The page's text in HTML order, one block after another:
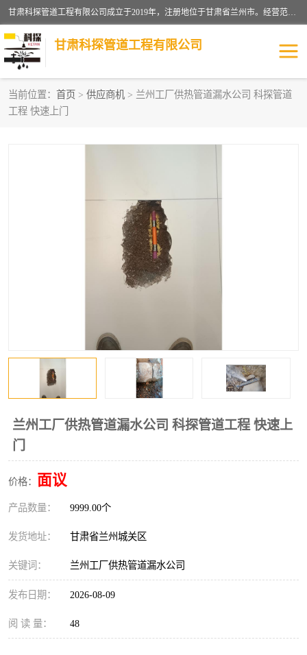
甘肃科探管道工程有限公司成立于2019年，注册地位于甘肃省兰州市。经营范围包括管道安装、清洗、疏通、维修、检测，防水工程，工程钻孔，化粪池清理，暖气安装，给排水管道安装维修，室内外管道如消防、供水、供热管道漏水检测定位，室内外防水堵漏等。
甘肃科探管道工程有限公司
当前位置： 首页 > 供应商机 > 兰州工厂供热管道漏水公司 科探管道
工程 快速上门
兰州工厂供热管道漏水公司 科探管道工程 快速上
门
价格： 面议
产品数量： 9999.00个
发货地址： 甘肃省兰州城关区
关键词： 兰州工厂供热管道漏水公司
发布日期： 2026-08-09
阅 读 量： 48